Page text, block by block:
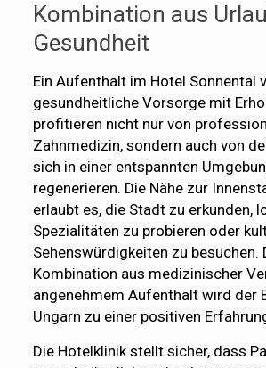
Kombination aus
Gesundheit
Ein Aufenthalt im Hotel Sonnental
gesundheitliche Vorsorge mit
profitieren nicht nur von
Zahnmedizin, sondern auch von
sich in einer entspannten
regenerieren. Die Nähe zur
erlaubt es, die Stadt zu erkunden,
Spezialitäten zu probieren oder
Sehenswürdigkeiten zu besuchen.
Kombination aus medizinischer
angenehmem Aufenthalt wird der
Ungarn zu einer positiven
Die Hotelklinik stellt sicher, dass